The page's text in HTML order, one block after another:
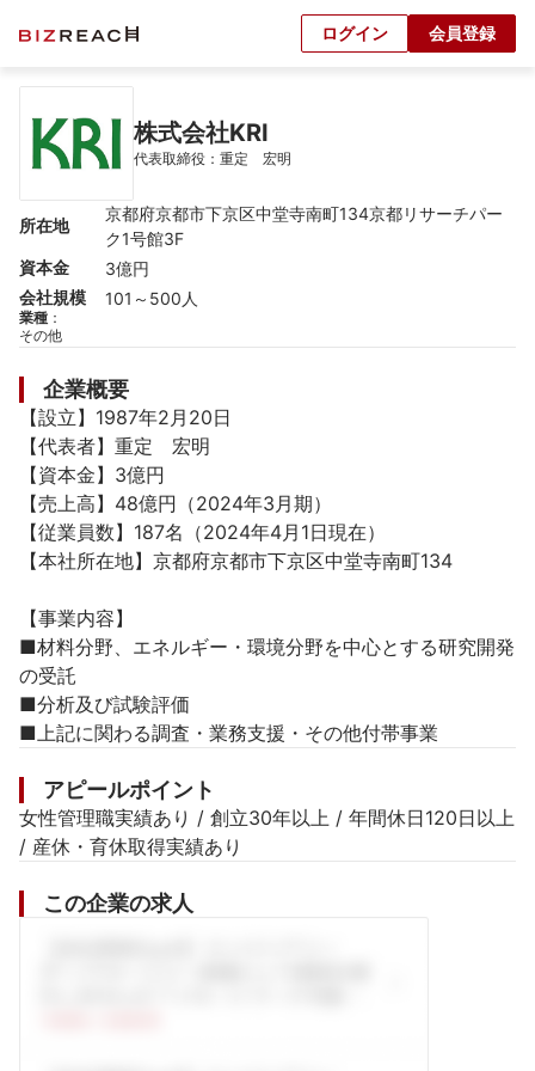
ログイン 会員登録
株式会社KRI
代表取締役：重定　宏明
所在地
京都府京都市下京区中堂寺南町134京都リサーチパー
ク1号館3F
資本金
3億円
会社規模
101～500人
業種 ：
その他
企業概要
【設立】1987年2月20日
【代表者】重定　宏明
【資本金】3億円
【売上高】48億円（2024年3月期）
【従業員数】187名（2024年4月1日現在）
【本社所在地】京都府京都市下京区中堂寺南町134
【事業内容】
■材料分野、エネルギー・環境分野を中心とする研究開発
の受託
■分析及び試験評価
■上記に関わる調査・業務支援・その他付帯事業
アピールポイント
女性管理職実績あり / 創立30年以上 / 年間休日120日以上
/ 産休・育休取得実績あり
この企業の求人